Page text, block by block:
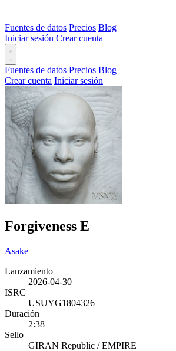
Fuentes de datos Precios Blog
Iniciar sesión Crear cuenta
Fuentes de datos Precios Blog
Crear cuenta Iniciar sesión
Forgiveness E
Asake
Lanzamiento
2026-04-30
ISRC
USUYG1804326
Duración
2:38
Sello
GIRAN Republic / EMPIRE